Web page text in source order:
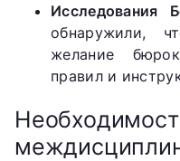
Исследования
обнаружили,
желание
правил и